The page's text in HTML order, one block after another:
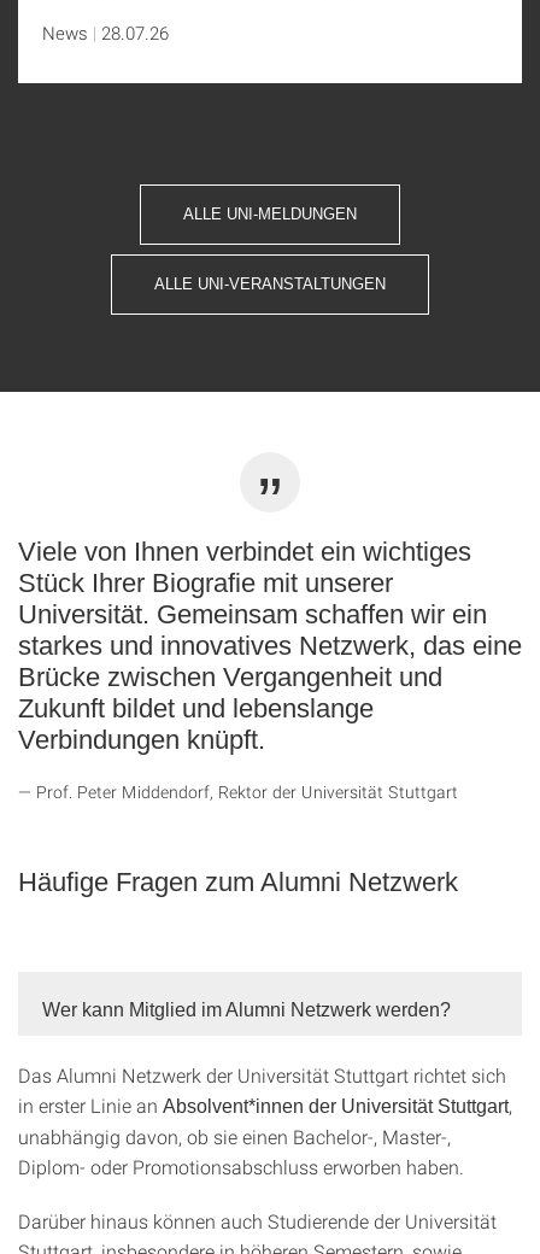
News 28.07.26
ALLE UNI-MELDUNGEN
ALLE UNI-VERANSTALTUNGEN
Viele von Ihnen verbindet ein wichtiges
Stück Ihrer Biografie mit unserer
Universität. Gemeinsam schaffen wir ein
starkes und innovatives Netzwerk, das eine
Brücke zwischen Vergangenheit und
Zukunft bildet und lebenslange
Verbindungen knüpft.
Prof. Peter Middendorf, Rektor der Universität Stuttgart
Häufige Fragen zum Alumni Netzwerk
Wer kann Mitglied im Alumni Netzwerk werden?
Das Alumni Netzwerk der Universität Stuttgart richtet sich
in erster Linie an Absolvent*innen der Universität Stuttgart,
unabhängig davon, ob sie einen Bachelor-, Master-,
Diplom- oder Promotionsabschluss erworben haben.
Darüber hinaus können auch Studierende der Universität